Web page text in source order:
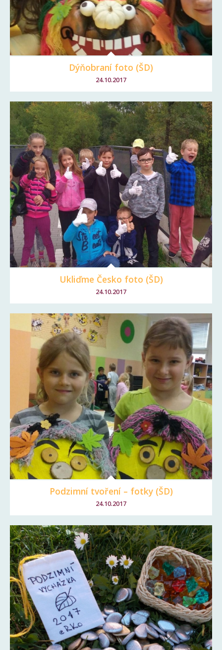
Dýňobraní foto (ŠD)
24.10.2017
Ukliďme Česko foto (ŠD)
24.10.2017
Podzimní tvoření – fotky (ŠD)
24.10.2017